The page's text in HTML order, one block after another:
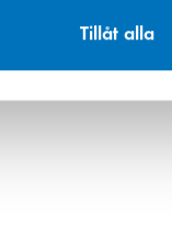
Tillåt alla
5″